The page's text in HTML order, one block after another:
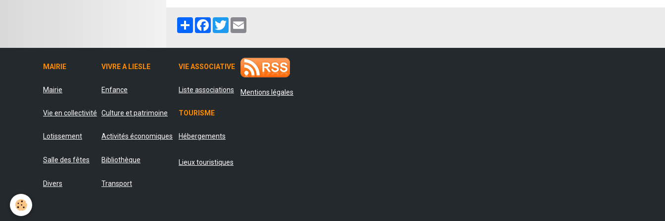
PartagerFacebook
Twitter
MAIRIE VIVRE A LIESLE VIE ASSOCIATIVE
Mairie Enfance Liste associations
Vie en collectivité Culture et patrimoine TOURISME
Lotissement Activités économiques Hébergements
Salle des fêtes Bibliothèque Lieux touristiques
Divers Transport
Mentions légales